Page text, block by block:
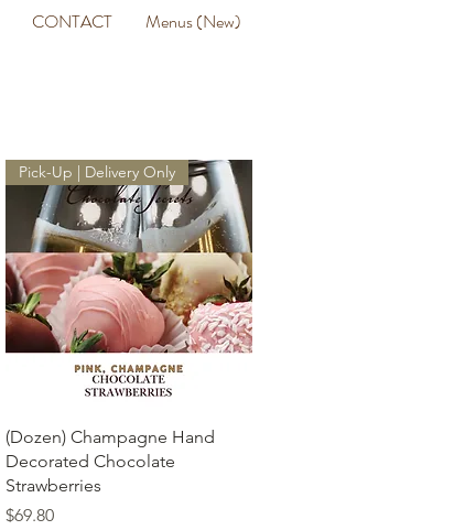
CONTACT Menus (New)
त्वरित दृश्य
Pick-Up | Delivery Only
(Dozen) Champagne Hand
Decorated Chocolate
Strawberries
मूल्य
$69.80